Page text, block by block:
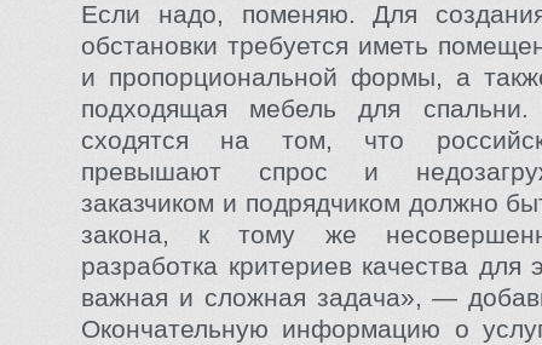
Если надо, поменяю. Для
обстановки требуется иметь
и пропорциональной формы, а
подходящая мебель для
сходятся на том, что
превышают спрос и
заказчиком и подрядчиком должно
закона, к тому же
разработка критериев качества
важная и сложная задача», —
Окончательную информацию о